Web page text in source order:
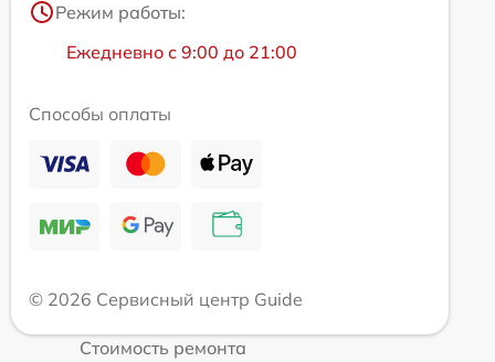
Режим работы:
Ежедневно с 9:00 до 21:00
Способы оплаты
© 2026 Сервисный центр Guide
Стоимость ремонта